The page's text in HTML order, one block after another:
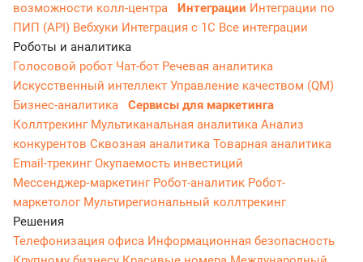
возможности колл-центра
Интеграции Интеграции по
ПИП (API) Вебхуки Интеграция с 1С Все интеграции
Роботы и аналитика
Голосовой робот Чат-бот Речевая аналитика
Искусственный интеллект Управление качеством (QM)
Бизнес-аналитика
Сервисы для маркетинга
Коллтрекинг Мультиканальная аналитика Анализ
конкурентов Сквозная аналитика Товарная аналитика
Email-трекингОкупаемость инвестиций
Мессенджер‑маркетинг Робот-аналитик Робот-
маркетолог Мультирегиональный коллтрекинг
Решения
Телефонизация офиса Информационная безопасность